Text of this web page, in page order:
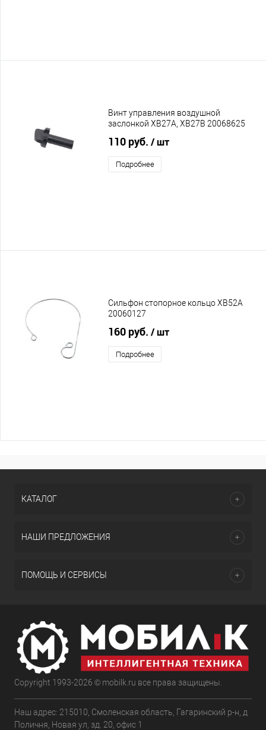
Винт управления воздушной
заслонкой XB27A, XB27B 20068625
110 руб. / шт
Подробнее
Сильфон стопорное кольцо XB52A
20060127
160 руб. / шт
Подробнее
КАТАЛОГ
НАШИ ПРЕДЛОЖЕНИЯ
ПОМОЩЬ И СЕРВИСЫ
Copyright 1993-2026 © mobilk.ru все права защищены.
Наш адрес: 215010, Смоленская область, Гагаринский р-н, д
Поличня, Новая ул, зд. 20, офис 1